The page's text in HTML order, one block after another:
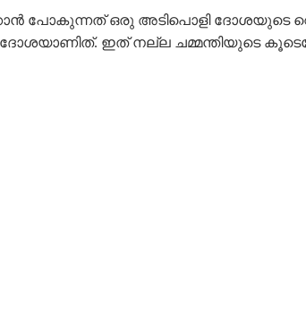
ഉണ്ടാക്കാൻ പോകുന്നത് ഒരു അടിപൊളി
ഇത് നല്ല ചമ്മന്തിയുടെ